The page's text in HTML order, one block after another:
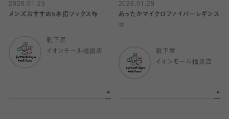
2026.01.29
メンズおすすめ5本指ソックス👣
靴下屋
イオンモール橿原店
2026.01.29
あったかマイクロファイバーレギンス
🫶
靴下屋
イオンモール橿原店